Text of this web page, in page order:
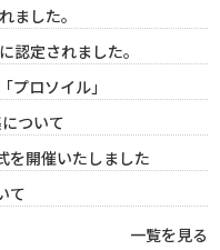
ました。
認定されました。
プロソイル」
ついて
を開催いたしました
て
一覧を見る